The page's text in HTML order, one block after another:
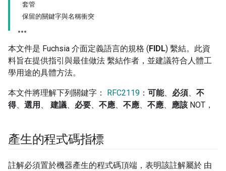
套管
保留的關鍵字與名稱衝突
本文件是 Fuchsia 介面定義語言的規格 (FIDL) 繫結。此資
料旨在提供指引與最佳做法 繫結作者，並建議符合人體工
學用途的具體方法。
本文件將理解下列關鍵字： RFC2119 ： 可能、 必須、 不
得、 選用 、 建議、 必要、 不應、 不應、 不應、 應該NOT，
產生的程式碼指標
註解必須置於機器產生的程式碼頂端，表明該註解屬於 由